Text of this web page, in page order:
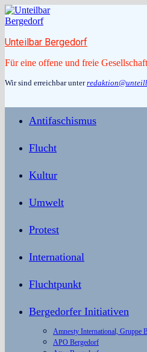
Zum
Inhalt
Unteilbar Bergedorf
Für eine offene und freie Gesellschaft
Wir sind erreichbar unter
Antifaschismus
Flucht
Kultur
Umwelt
Protest
International
Fluchtpunkt
Bergedorfer Initiativen
Amnesty International, Gruppe
APO Bergedorf